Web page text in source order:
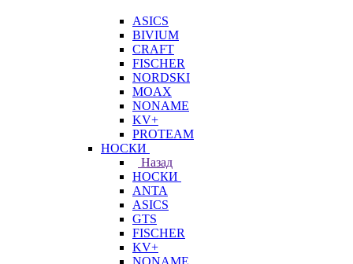
ASICS
BIVIUM
CRAFT
FISCHER
NORDSKI
MOAX
NONAME
KV+
PROTEAM
НОСКИ
Назад
НОСКИ
ANTA
ASICS
GTS
FISCHER
KV+
NONAME